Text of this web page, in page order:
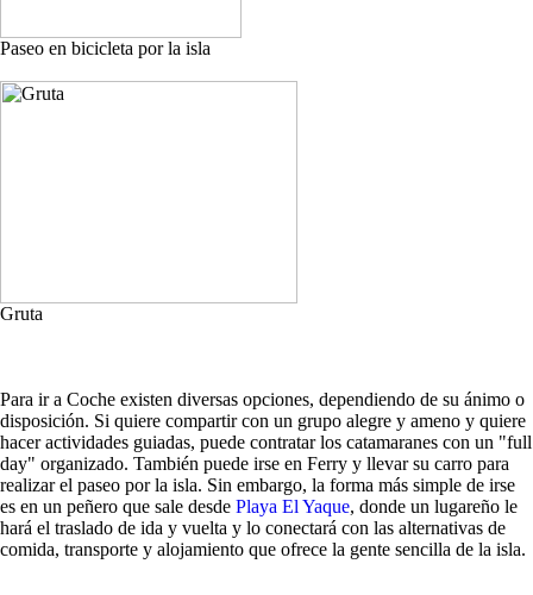
Paseo en bicicleta por la isla
Gruta
Para ir a Coche existen diversas opciones, dependiendo de su ánimo o
disposición. Si quiere compartir con un grupo alegre y ameno y quiere
hacer actividades guiadas, puede contratar los catamaranes con un "full
day" organizado. También puede irse en Ferry y llevar su carro para
realizar el paseo por la isla. Sin embargo, la forma más simple de irse
es en un peñero que sale desde Playa El Yaque, donde un lugareño le
hará el traslado de ida y vuelta y lo conectará con las alternativas de
comida, transporte y alojamiento que ofrece la gente sencilla de la isla.